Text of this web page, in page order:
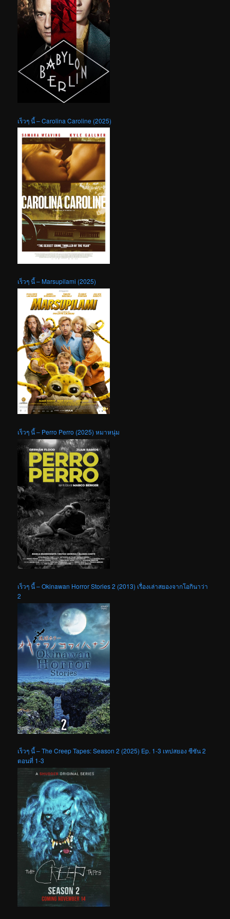
เร็วๆ นี้ – Carolina Caroline (2025)
เร็วๆ นี้ – Marsupilami (2025)
เร็วๆ นี้ – Perro Perro (2025) หมาหนุ่ม
เร็วๆ นี้ – Okinawan Horror Stories 2 (2013) เรื่องเล่าสยองจากโอกินาว่า
2
เร็วๆ นี้ – The Creep Tapes: Season 2 (2025) Ep. 1-3 เทปสยอง ซีซัน 2
ตอนที่ 1-3